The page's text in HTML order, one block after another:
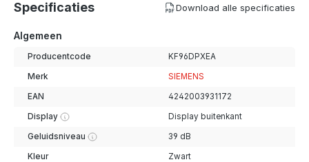
Specificaties Download alle specificaties
Algemeen
Producentcode KF96DPXEA
Merk SIEMENS
EAN 4242003931172
Display Display buitenkant
Geluidsniveau 39 dB
Kleur Zwart